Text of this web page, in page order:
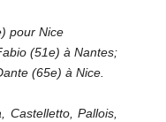
pour Nice
(51e) à Nantes;
(65e) à Nice.
Castelletto, Pallois,